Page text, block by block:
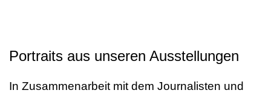
Portraits aus unseren Ausstellungen
In Zusammenarbeit mit dem Journalisten und